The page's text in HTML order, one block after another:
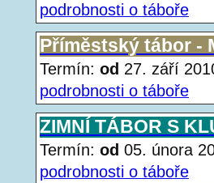
podrobnosti o táboře
Příměstský tábor -
Termín: od 27. září
podrobnosti o táboře
ZIMNÍ TÁBOR S
Termín: od 05. února
podrobnosti o táboře